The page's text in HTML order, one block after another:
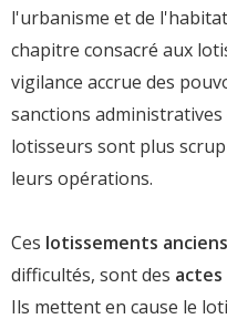
l'urbanisme et de
chapitre consacré aux
vigilance accrue des
sanctions
lotisseurs sont plus
leurs opérations.
Ces lotissements anciens
difficultés, sont des
Ils mettent en cause le